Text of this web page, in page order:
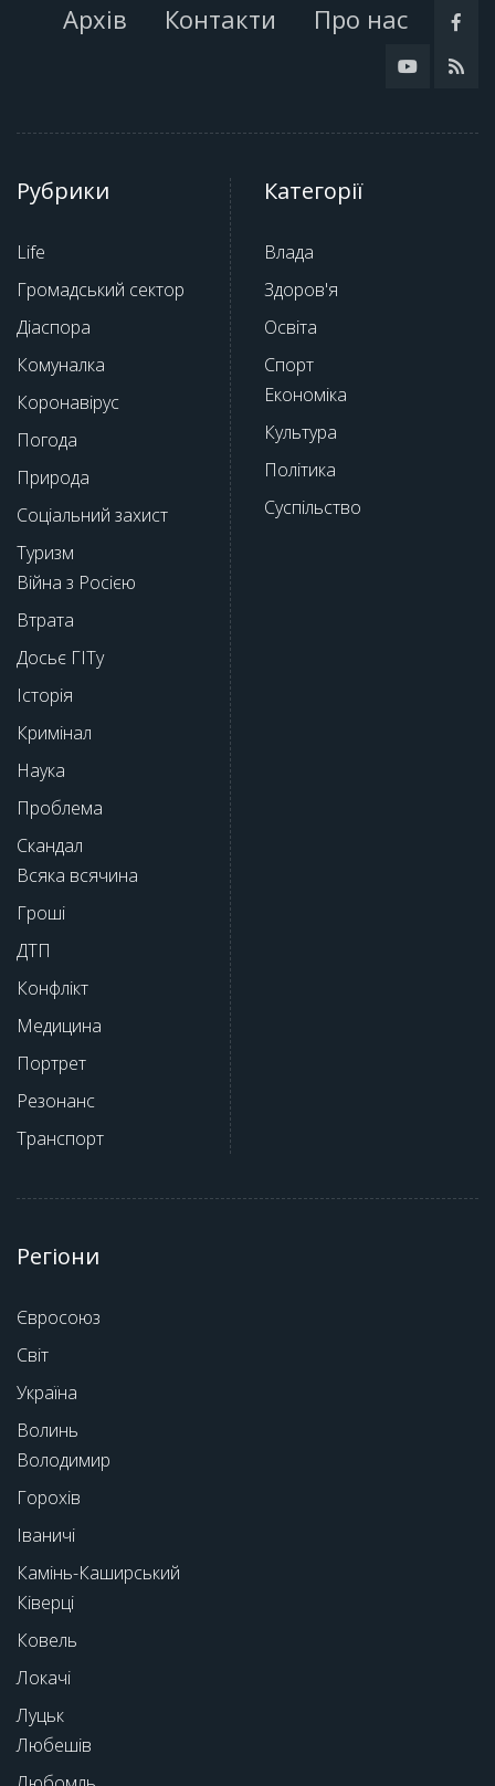
Архів Контакти Про нас
Рубрики
Life
Громадський сектор
Діаспора
Комуналка
Коронавірус
Погода
Природа
Соціальний захист
Туризм
Війна з Росією
Втрата
Досьє ГІТу
Історія
Кримінал
Наука
Проблема
Скандал
Всяка всячина
Гроші
ДТП
Конфлікт
Медицина
Портрет
Резонанс
Транспорт
Категорії
Влада
Здоров'я
Освіта
Спорт
Економіка
Культура
Політика
Суспільство
Регіони
Євросоюз
Світ
Україна
Волинь
Володимир
Горохів
Іваничі
Камінь-Каширський
Ківерці
Ковель
Локачі
Луцьк
Любешів